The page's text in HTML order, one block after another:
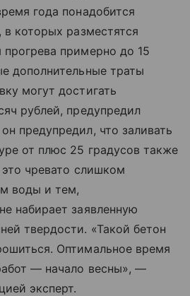
года понадобится
в которых разместятся
примерно до 15
дополнительные траты
могут достигать
рублей, предупредил
предупредил, что заливать
от плюс 25 градусов также
чревато слишком
воды и тем,
набирает заявленную
твердости. «Такой бетон
Оптимальное время
— начало весны», —
эксперт.